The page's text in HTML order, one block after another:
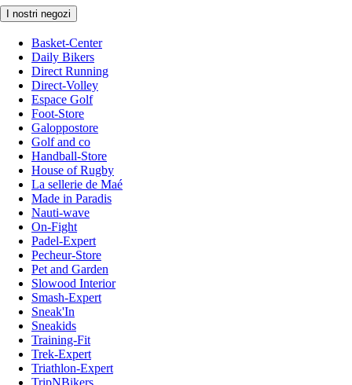
I nostri negozi
Basket-Center
Daily Bikers
Direct Running
Direct-Volley
Espace Golf
Foot-Store
Galoppostore
Golf and co
Handball-Store
House of Rugby
La sellerie de Maé
Made in Paradis
Nauti-wave
On-Fight
Padel-Expert
Pecheur-Store
Pet and Garden
Slowood Interior
Smash-Expert
Sneak'In
Sneakids
Training-Fit
Trek-Expert
Triathlon-Expert